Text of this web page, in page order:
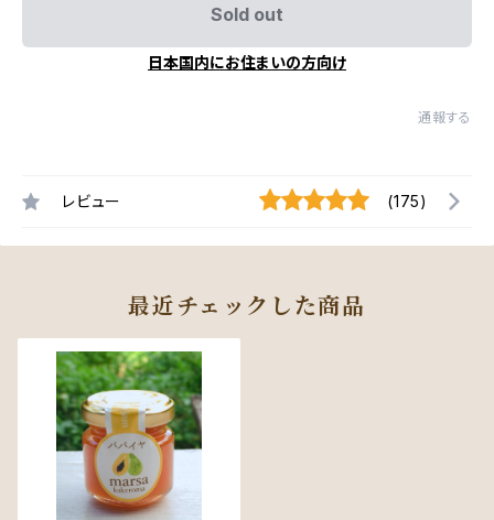
Sold out
日本国内にお住まいの方向け
通報する
レビュー (175)
最近チェックした商品